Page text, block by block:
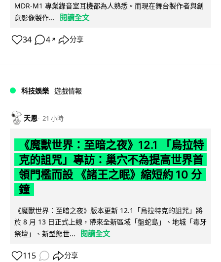
MDR-M1 專業錄音室耳機都為人熟悉。而現在舞台製作者與創
意影像製作...
閱讀全文
34 4 ↗ 分享
科技娛樂 遊戲情報
天恩 21 小時
《魔獸世界：至暗之夜》12.1 「烏拉特
克的詛咒」專訪：巢穴不為提高世界首
領門檻而設 《諸王之眠》縮短約 10 分
鐘
《魔獸世界：至暗之夜》版本更新 12.1「烏拉特克的詛咒」將
於 8 月 13 日正式上線，帶來全新區域「盤蛇島」、地城「毒牙
祭壇」、新型態世...
閱讀全文
115 分享